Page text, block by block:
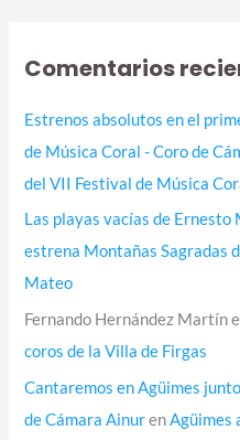
Comentarios
Estrenos absolutos en el
de Música Coral - Coro de
del VII Festival de Música
Las playas vacías de Ernesto
estrena Montañas Sagradas
Mateo
Fernando Hernández Martín
coros de la Villa de Firgas
Cantaremos en Agüimes
de Cámara AinurenAgüimes